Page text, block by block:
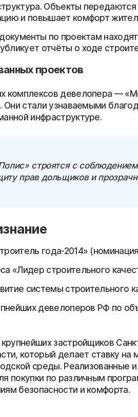
Объекты передаются
и повышает комфорт
по проектам
отчёты о ходе
проектов
комплексов девелопера —
Они стали узнаваемыми
инфраструктуре.
строятся с
прав дольщиков и
года-2014»
«Лидер строительного
системы строительного
девелоперов РФ по
застройщиков
который делает ставку
среды. Реализованные
покупки по различным
безопасности и комфорта.